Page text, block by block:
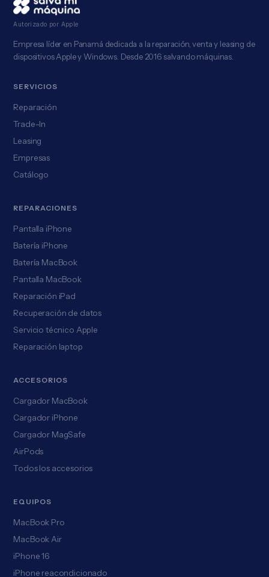
Autorizado por Apple
Empresa líder en Panamá dedicada a la reparación, venta y leasing de
dispositivos Apple y Windows. Desde 2016 salvando máquinas.
SERVICIOS
Reparación
Trade-In
Leasing
Empresas
Catálogo
REPARACIONES
Pantalla iPhone
Batería iPhone
Batería MacBook
Pantalla MacBook
Reparación iPad
Recuperación de datos
Servicio técnico Apple
Reparación laptop
ACCESORIOS
Cargador MacBook
Cargador iPhone
Cargador MagSafe
AirPods
Todos los accesorios
EQUIPOS
MacBook Pro
MacBook Air
iPhone 16
iPhone reacondicionado